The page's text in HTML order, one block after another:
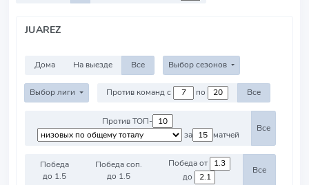
JUAREZ
Дома На выезде Все Выбор сезонов
Выбор лиги Против команд с по Все
Против ТОП-
за
матчей
Все
Победа
до 1.5
Победа соп.
до 1.5
Победа от
до
Все